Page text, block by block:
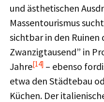
und ästhetischen
Massentourismus
sichtbar in den Ruinen
Zwanzigtausend” in
Jahre[14] – ebenso
etwa den Städtebau
Küchen. Der